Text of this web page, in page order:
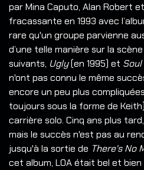
par Mina Caputo, Alan Robert
fracassante en 1993 avec
rare qu'un groupe parvienne
d’une telle manière sur la
suivants, Ugly(en 1995) et
n'ont pas connu le même
encore un peu plus
toujours sous la forme de
carrière solo. Cinq ans plus
mais le succès n'est pas au
jusqu'à la sortie de There's No
cet album, LOA était bel et